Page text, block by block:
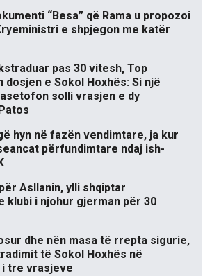
“Besa” që Rama u propozoi
e shpjegon me katër
pas 30 vitesh, Top
dosjen e Sokol Hoxhës: Si një
solli vrasjen e dy
hyn në fazën vendimtare, ja kur
përfundimtare ndaj ish-
Asllanin, ylli shqiptar
i njohur gjerman për 30
dhe nën masa të rrepta sigurie,
të Sokol Hoxhës në
i tre vrasjeve